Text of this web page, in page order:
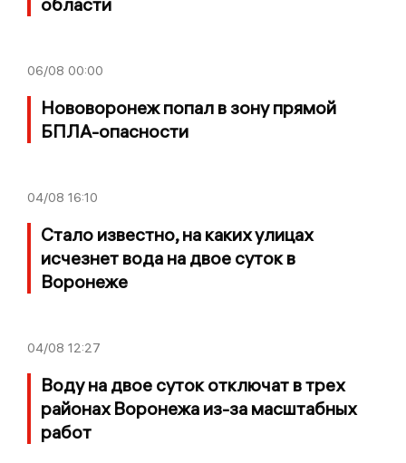
06/08 00:00
Нововоронеж попал в зону прямой
БПЛА-опасности
04/08 16:10
Стало известно, на каких улицах
исчезнет вода на двое суток в
Воронеже
04/08 12:27
Воду на двое суток отключат в трех
районах Воронежа из-за масштабных
работ